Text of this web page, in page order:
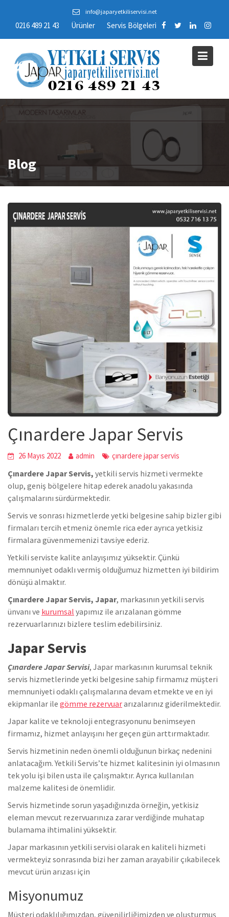
content
info@japaryetkiliservisi.net
0216 489 21 43 Ürünler Servis Bölgeleri
Blog
Çınardere Japar Servis
26 Mayıs 2022 admin çınardere japar servis
Çınardere Japar Servis, yetkili servis hizmeti vermekte
olup, geniş bölgelere hitap ederek anadolu yakasında
çalışmalarını sürdürmektedir.
Servis ve sonrası hizmetlerde yetki belgesine sahip bizler gibi
firmaları tercih etmeniz önemle rica eder ayrıca yetkisiz
firmalara güvenmemenizi tavsiye ederiz.
Yetkili serviste kalite anlayışımız yüksektir. Çünkü
memnuniyet odaklı vermiş olduğumuz hizmetten iyi bildirim
dönüşü almaktır.
Çınardere Japar Servis, Japar, markasının yetkili servis
ünvanı ve kurumsal yapımız ile arızalanan gömme
rezervuarlarınızı bizlere teslim edebilirsiniz.
Japar Servis
Çınardere Japar Servisi, Japar markasının kurumsal teknik
servis hizmetlerinde yetki belgesine sahip firmamız müşteri
memnuniyeti odaklı çalışmalarına devam etmekte ve en iyi
ekipmanlar ile gömme rezervuararızalarınız giderilmektedir.
Japar kalite ve teknoloji entegrasyonunu benimseyen
firmamız, hizmet anlayışını her geçen gün arttırmaktadır.
Servis hizmetinin neden önemli olduğunun birkaç nedenini
anlatacağım. Yetkili Servis’te hizmet kalitesinin iyi olmasının
tek yolu işi bilen usta ile çalışmaktır. Ayrıca kullanılan
malzeme kalitesi de önemlidir.
Servis hizmetinde sorun yaşadığınızda örneğin, yetkisiz
eleman mevcut rezervuarınıza zarar verdiğinde muhatap
bulamama ihtimalini yüksektir.
Japar markasının yetkili servisi olarak en kaliteli hizmeti
vermekteyiz sonrasında bizi her zaman arayabilir çıkabilecek
mevcut ürün arızası için
Misyonumuz
Müşteri odaklılığımızdan, güvenilirliğimizden ve oluşturmuş